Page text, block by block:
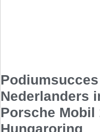
Nederlanders
Porsche Mobil